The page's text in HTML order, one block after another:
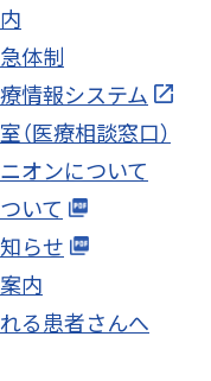
体制
情報システム
医療相談窓口）
オンについて
いて
らせ
内
る患者さんへ